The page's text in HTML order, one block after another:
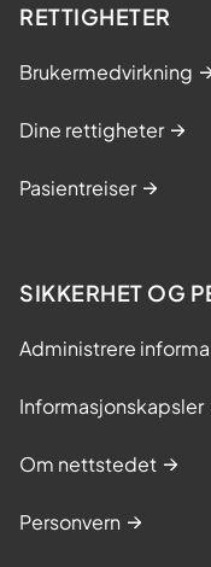
RETTIGHETER
Brukermedvirkning
Dine rettigheter
Pasientreiser
SIKKERHET OG
Administrere
Informasjonskapsler
Om nettstedet
Personvern